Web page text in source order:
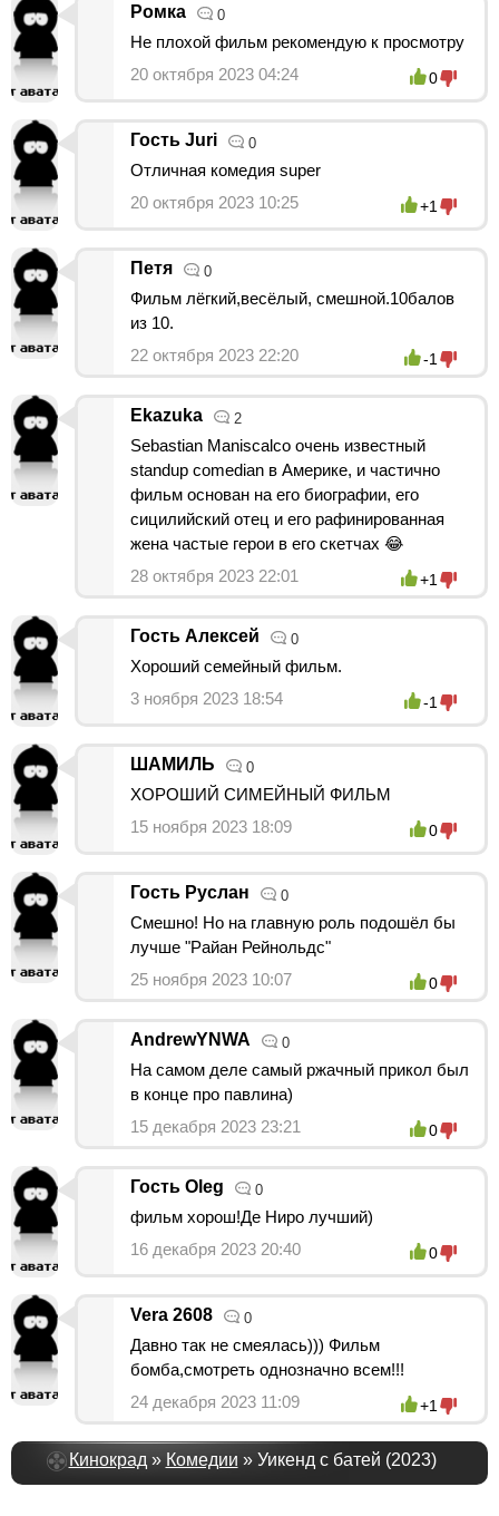
Ромка 0
Не плохой фильм рекомендую к просмотру
20 октября 2023 04:24
0
Гость Juri 0
Отличная комедия super
20 октября 2023 10:25
+1
Петя 0
Фильм лёгкий,весёлый, смешной.10балов
из 10.
22 октября 2023 22:20
-1
Ekazuka 2
Sebastian Maniscalco очень известный
standup comedian в Америке, и частично
фильм основан на его биографии, его
сицилийский отец и его рафинированная
жена частые герои в его скетчах 😂
28 октября 2023 22:01
+1
Гость Алексей 0
Хороший семейный фильм.
3 ноября 2023 18:54
-1
ШАМИЛЬ 0
ХОРОШИЙ СИМЕЙНЫЙ ФИЛЬМ
15 ноября 2023 18:09
0
Гость Руслан 0
Смешно! Но на главную роль подошёл бы
лучше "Райан Рейнольдс"
25 ноября 2023 10:07
0
AndrewYNWA 0
На самом деле самый ржачный прикол был
в конце про павлина)
15 декабря 2023 23:21
0
Гость Oleg 0
фильм хорош!Де Ниро лучший)
16 декабря 2023 20:40
0
Vera 2608 0
Давно так не смеялась))) Фильм
бомба,смотреть однозначно всем!!!
24 декабря 2023 11:09
+1
Кинокрад » Комедии » Уикенд с батей (2023)